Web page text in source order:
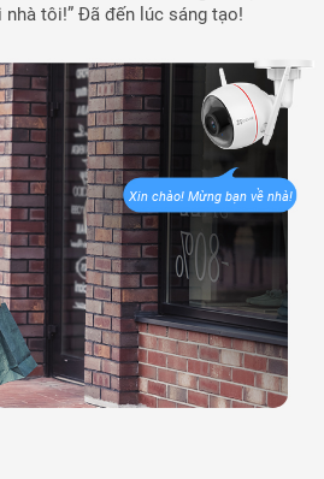
nhà tôi!” Đã đến lúc sáng tạo!
Xin chào! Mừng bạn về nhà!